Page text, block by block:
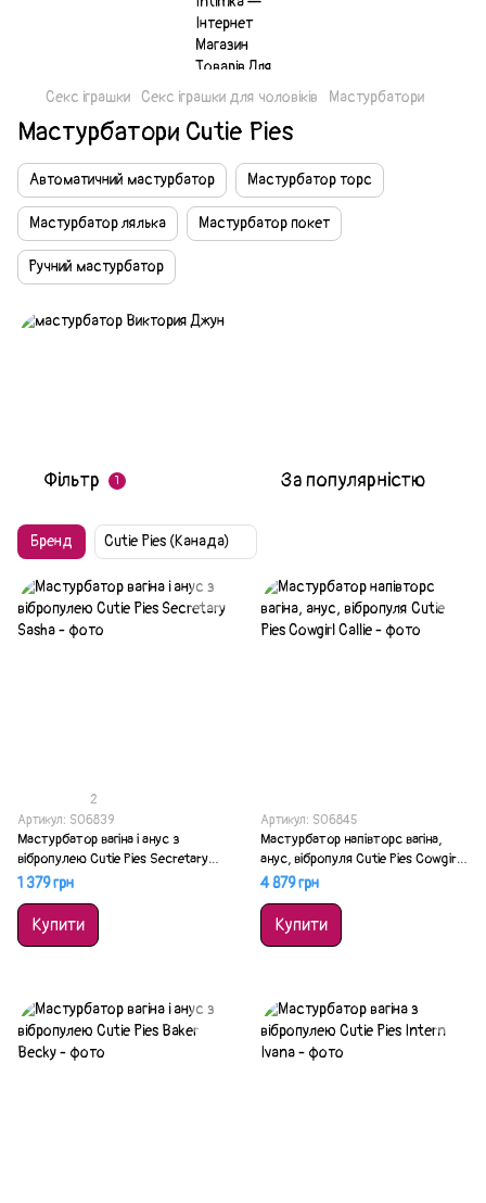
Секс іграшки Секс іграшки для чоловіків Мастурбатори
Мастурбатори Cutie Pies
Автоматичний мастурбатор Мастурбатор торс
Мастурбатор лялька Мастурбатор покет
Ручний мастурбатор
Фільтр 1 За популярністю
Бренд Cutie Pies (Канада)
2
Артикул: SO6839
Мастурбатор вагіна і анус з
вібропулею Cutie Pies Secretary
Sasha
1 379 грн
Купити
Артикул: SO6845
Мастурбатор напівторс вагіна,
анус, вібропуля Cutie Pies Cowgirl
Callie
4 879 грн
Купити